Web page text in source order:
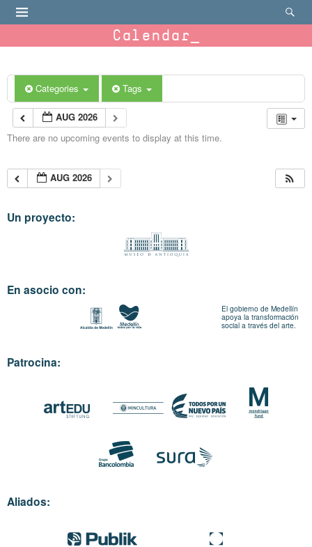
Calendar
Categories Tags
AUG 2026
There are no upcoming events to display at this time.
AUG 2026
Un proyecto:
En asocio con:
El gobierno de Medellín
apoya la transformación
social a través del arte.
Patrocina:
Aliados: